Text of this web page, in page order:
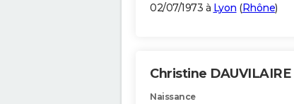
02/07/1973 à Lyon (Rhône)
Christine DAUVILAIRE
Naissance